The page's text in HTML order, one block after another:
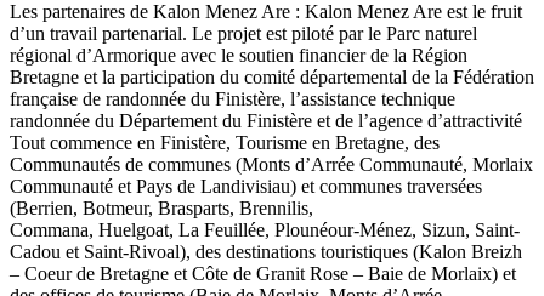
Les partenaires de Kalon Menez Are : Kalon Menez Are est le fruit
d’un travail partenarial. Le projet est piloté par le Parc naturel
régional d’Armorique avec le soutien financier de la Région
Bretagne et la participation du comité départemental de la Fédération
française de randonnée du Finistère, l’assistance technique
randonnée du Département du Finistère et de l’agence d’attractivité
Tout commence en Finistère, Tourisme en Bretagne, des
Communautés de communes (Monts d’Arrée Communauté, Morlaix
Communauté et Pays de Landivisiau) et communes traversées
(Berrien, Botmeur, Brasparts, Brennilis,
Commana, Huelgoat, La Feuillée, Plounéour-Ménez, Sizun, Saint-
Cadou et Saint-Rivoal), des destinations touristiques (Kalon Breizh
– Coeur de Bretagne et Côte de Granit Rose – Baie de Morlaix) et